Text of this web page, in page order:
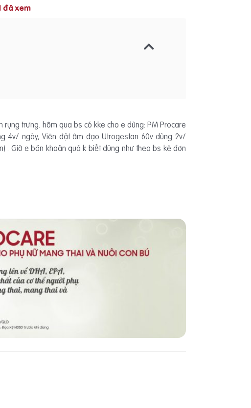
đã xem
trưng. hôm qua bs có kke cho e dùng: PM Procare
4v/ ngày; Viên đặt âm đạo Utrogestan 60v dùng 2v/
. Giờ e băn khoăn quá k biết dùng như theo bs kê đơn